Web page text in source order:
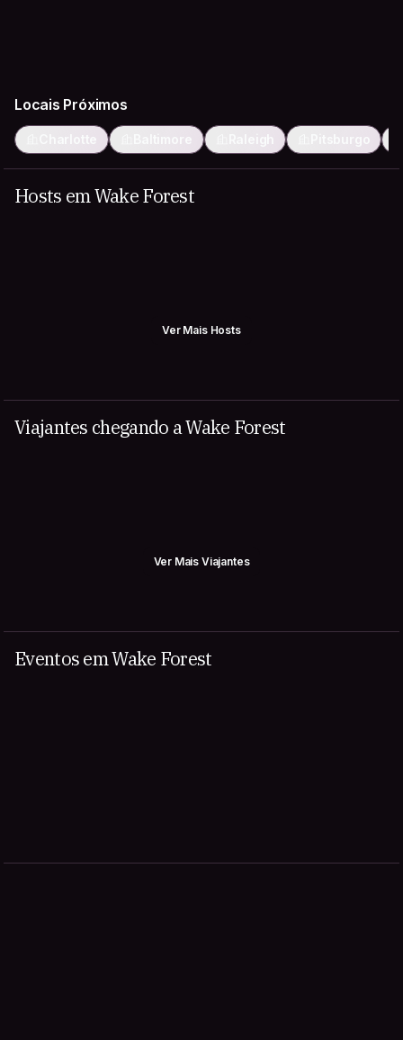
Locais Próximos
Charlotte Baltimore Raleigh Pitsburgo
Hosts em Wake Forest
Ver Mais Hosts
Viajantes chegando a Wake Forest
Ver Mais Viajantes
Eventos em Wake Forest